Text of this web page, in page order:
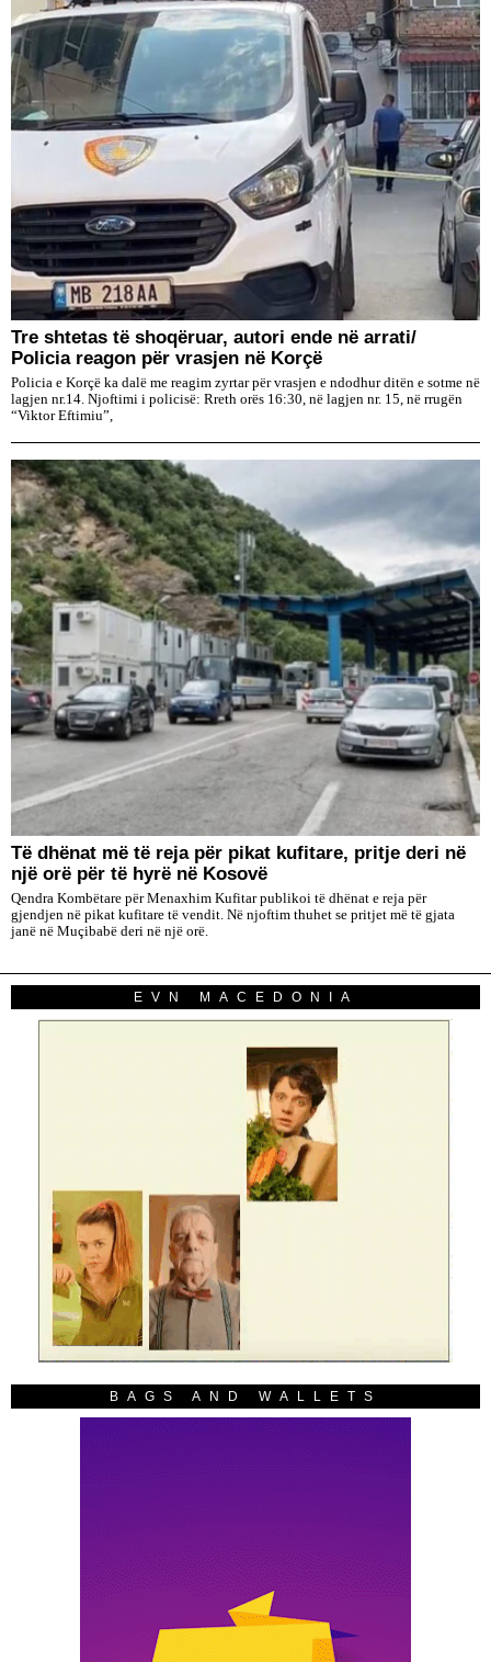
Tre shtetas të shoqëruar, autori ende në arrati/
Policia reagon për vrasjen në Korçë
Policia e Korçë ka dalë me reagim zyrtar për vrasjen e ndodhur ditën e sotme në
lagjen nr.14. Njoftimi i policisë: Rreth orës 16:30, në lagjen nr. 15, në rrugën
“Viktor Eftimiu”,
Të dhënat më të reja për pikat kufitare, pritje deri në
një orë për të hyrë në Kosovë
Qendra Kombëtare për Menaxhim Kufitar publikoi të dhënat e reja për
gjendjen në pikat kufitare të vendit. Në njoftim thuhet se pritjet më të gjata
janë në Muçibabë deri në një orë.
EVN MACEDONIA
BAGS AND WALLETS